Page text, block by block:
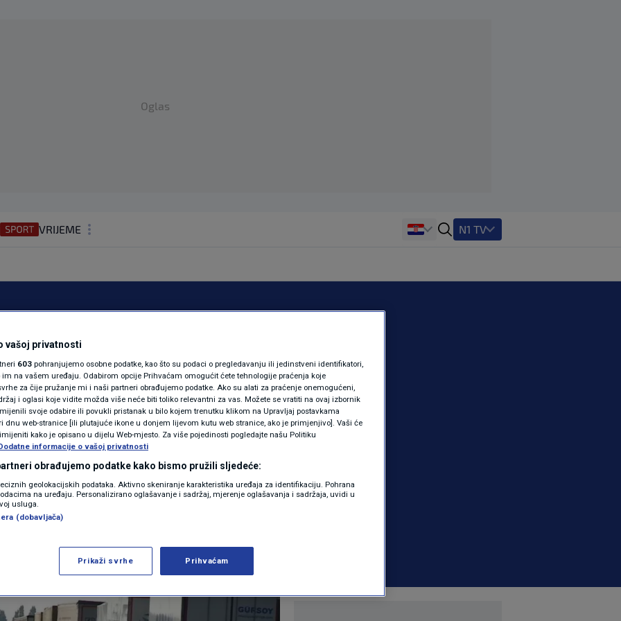
Oglas
VRIJEME
REGIJA
MAGAZIN
KOLUMNE
N1(DIS)INFO
KLIMATSKE PROMJENE
FOTO
VIDEO
N1 TV
kamiona u
u BiH 50, u
u Austriji 90...
EKONOMIJA | 6 komentara
Više
vašoj privatnosti
603 pohranjujemo osobne podatke, kao što su podaci o pregledavanju ili jedinstveni identifikatori,
na vašem uređaju. Odabirom opcije Prihvaćam omogućit ćete tehnologije praćenja koje
za čije pružanje mi i naši partneri obrađujemo podatke. Ako su alati za praćenje onemogućeni,
i oglasi koje vidite možda više neće biti toliko relevantni za vas. Možete se vratiti na ovaj izbornik
svoje odabire ili povukli pristanak u bilo kojem trenutku klikom na Upravljaj postavkama
dnu web-stranice [ili plutajuće ikone u donjem lijevom kutu web stranice, ako je primjenjivo]. Vaši će
kako je opisano u dijelu Web-mjesto. Za više pojedinosti pogledajte našu Politiku
informacije o vašoj privatnosti
obrađujemo podatke kako bismo pružili sljedeće:
geolokacijskih podataka. Aktivno skeniranje karakteristika uređaja za identifikaciju. Pohrana
na uređaju. Personalizirano oglašavanje i sadržaj, mjerenje oglašavanja i sadržaja, uvidi u
usluga.
(dobavljača)
Prikaži svrhe Prihvaćam